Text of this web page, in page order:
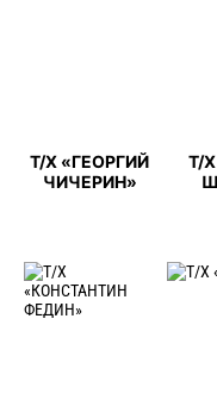
Т/Х «ГЕОРГИЙ
ЧИЧЕРИН»
Т/